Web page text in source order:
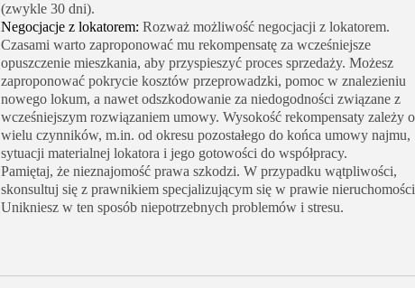
(zwykle 30 dni).
Negocjacje z lokatorem: Rozważ możliwość negocjacji z lokatorem.
Czasami warto zaproponować mu rekompensatę za wcześniejsze
opuszczenie mieszkania, aby przyspieszyć proces sprzedaży. Możesz
zaproponować pokrycie kosztów przeprowadzki, pomoc w znalezieniu
nowego lokum, a nawet odszkodowanie za niedogodności związane z
wcześniejszym rozwiązaniem umowy. Wysokość rekompensaty zależy
wielu czynników, m.in. od okresu pozostałego do końca umowy najmu,
sytuacji materialnej lokatora i jego gotowości do współpracy.
Pamiętaj, że nieznajomość prawa szkodzi. W przypadku wątpliwości,
skonsultuj się z prawnikiem specjalizującym się w prawie
Unikniesz w ten sposób niepotrzebnych problemów i stresu.